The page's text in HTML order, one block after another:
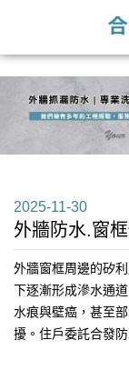
2025-11-30
外牆防水.窗
外牆窗框周邊的矽
下逐漸形成滲水通
水痕與壁癌，甚至
擾。住戶委託合發